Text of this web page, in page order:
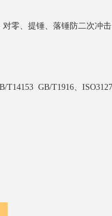
零、提锤、落锤防二次冲
T14153 GB/T1916、